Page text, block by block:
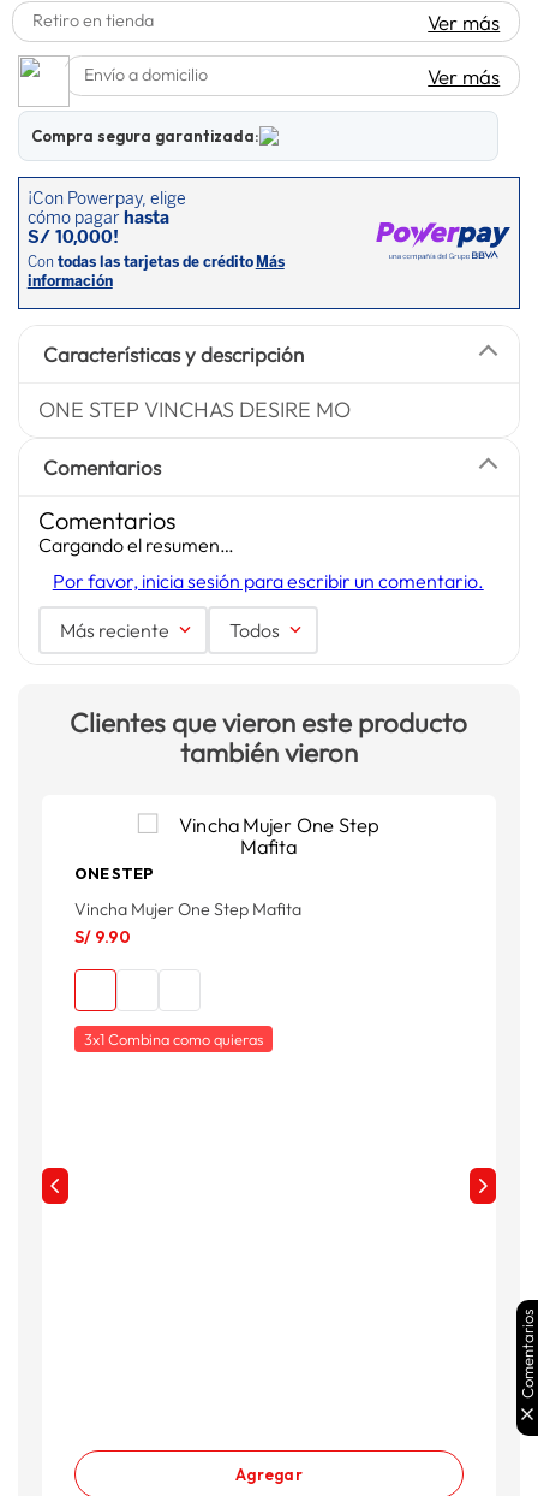
Retiro en tienda Ver más
Envío a domicilio Ver más
Compra segura garantizada:
Características y descripción
ONE STEP VINCHAS DESIRE MO
Comentarios
Comentarios
Cargando el resumen…
Por favor, inicia sesión para escribir un comentario.
Más reciente Todos
Clientes que vieron este producto
también vieron
ONE STEP
Vincha Mujer One Step Mafita
S/ 9.90
3x1 Combina como quieras
Agregar
Comentarios